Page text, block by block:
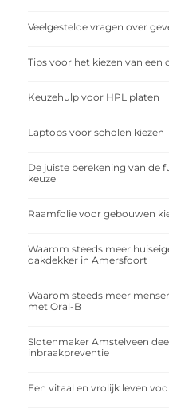
Veelgestelde vragen over
Tips voor het kiezen van een
Keuzehulp voor HPL platen
Laptops voor scholen kiezen
De juiste berekening van de
keuze
Raamfolie voor gebouwen
Waarom steeds meer
dakdekker in Amersfoort
Waarom steeds meer
met Oral-B
Slotenmaker Amstelveen
inbraakpreventie
Een vitaal en vrolijk leven